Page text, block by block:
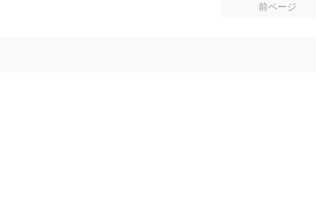
前ページ